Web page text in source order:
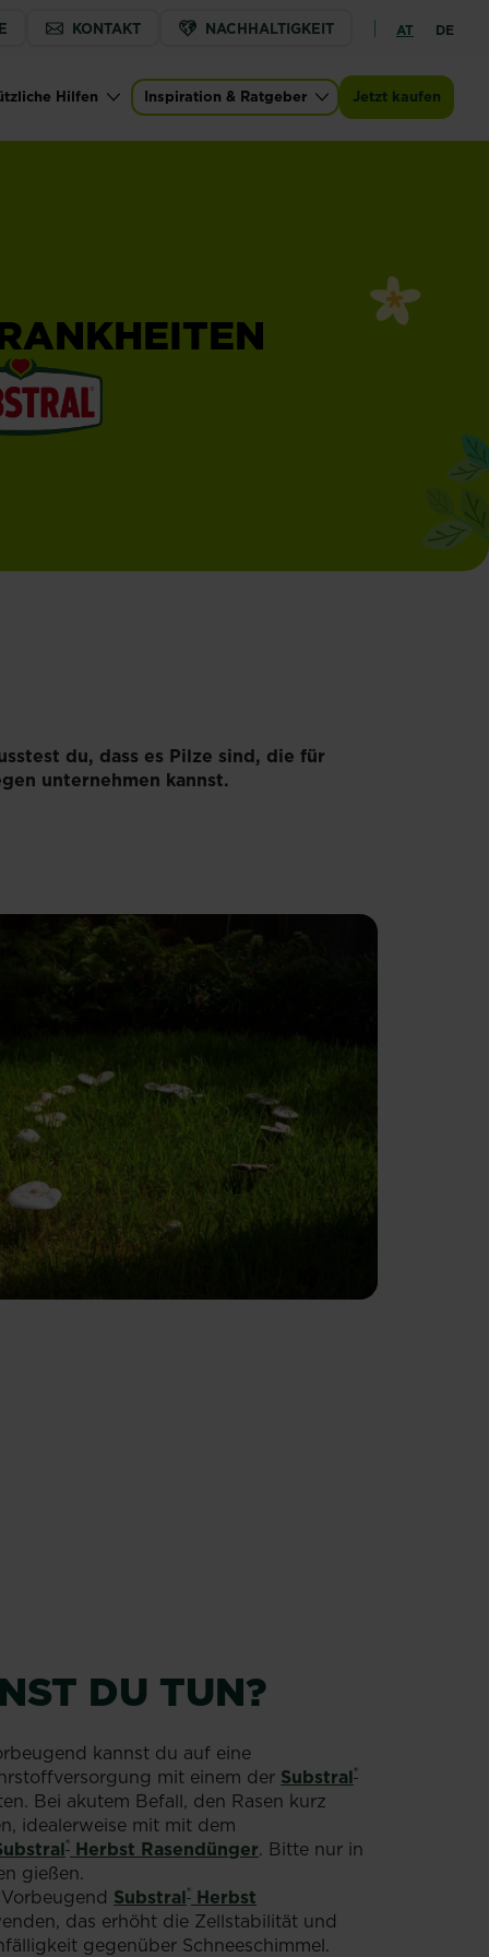
KONTAKT NACHHALTIGKEIT AT DE
Hilfen Inspiration & Ratgeber Jetzt kaufen
du, dass es Pilze sind, die für
unternehmen kannst.
DU TUN?
kannst du auf eine
mit einem der Substral®
Bei akutem Befall, den Rasen kurz
idealerweise mit mit dem
® Herbst Rasendünger. Bitte nur in
gießen.
Substral® Herbst
das erhöht die Zellstabilität und
gegenüber Schneeschimmel.